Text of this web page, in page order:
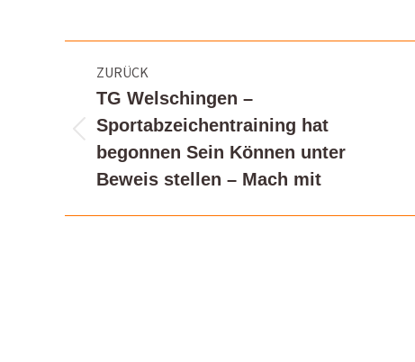
ZURÜCK
Vorheriger
Beitrag:
TG Welschingen –
Sportabzeichentraining hat
begonnen Sein Können unter
Beweis stellen – Mach mit